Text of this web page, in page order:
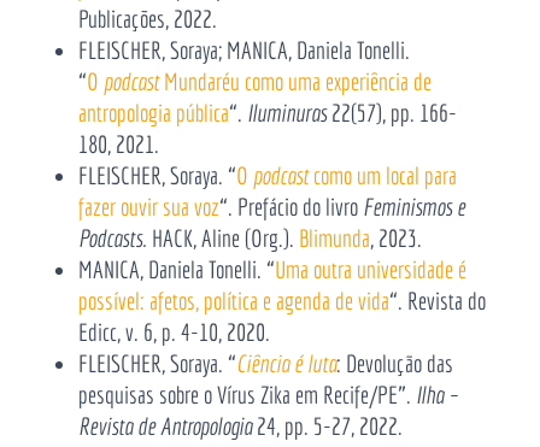
Publicações, 2022.
FLEISCHER, Soraya; MANICA, Daniela Tonelli.
“O podcast Mundaréu como uma experiência de
antropologia pública“. Iluminuras 22(57), pp. 166-
180, 2021.
FLEISCHER, Soraya. “O podcast como um local para
fazer ouvir sua voz“. Prefácio do livro Feminismos e
Podcasts. HACK, Aline (Org.). Blimunda, 2023.
MANICA, Daniela Tonelli. “Uma outra universidade é
possível: afetos, política e agenda de vida“. Revista do
Edicc, v. 6, p. 4-10, 2020.
FLEISCHER, Soraya. “Ciência é luta: Devolução das
pesquisas sobre o Vírus Zika em Recife/PE”. Ilha –
Revista de Antropologia 24, pp. 5-27, 2022.